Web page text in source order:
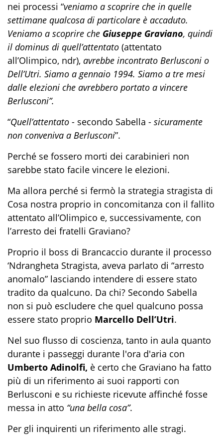
nei processi “veniamo a scoprire che in quelle
settimane qualcosa di particolare è accaduto.
Veniamo a scoprire che Giuseppe Graviano, quindi
il dominus di quell’attentato (attentato
all’Olimpico, ndr), avrebbe incontrato Berlusconi o
Dell’Utri. Siamo a gennaio 1994. Siamo a tre mesi
dalle elezioni che avrebbero portato a vincere
Berlusconi”.
“Quell’attentato - secondo Sabella - sicuramente
non conveniva a Berlusconi”.
Perché se fossero morti dei carabinieri non
sarebbe stato facile vincere le elezioni.
Ma allora perché si fermò la strategia stragista di
Cosa nostra proprio in concomitanza con il fallito
attentato all’Olimpico e, successivamente, con
l’arresto dei fratelli Graviano?
Proprio il boss di Brancaccio durante il processo
‘Ndrangheta Stragista, aveva parlato di “arresto
anomalo” lasciando intendere di essere stato
tradito da qualcuno. Da chi? Secondo Sabella
non si può escludere che quel qualcuno possa
essere stato proprio Marcello Dell’Utri.
Nel suo flusso di coscienza, tanto in aula quanto
durante i passeggi durante l'ora d'aria con
Umberto Adinolfi, è certo che Graviano ha fatto
più di un riferimento ai suoi rapporti con
Berlusconi e su richieste ricevute affinché fosse
messa in atto “una bella cosa”.
Per gli inquirenti un riferimento alle stragi.